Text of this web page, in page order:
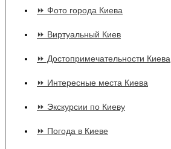
⏩ Фото города Киева
⏩ Виртуальный Киев
⏩ Достопримечательности Киева
⏩ Интересные места Киева
⏩ Экскурсии по Киеву
⏩ Погода в Киеве